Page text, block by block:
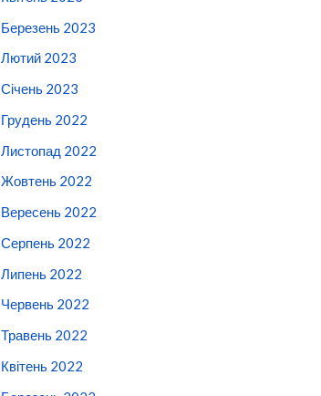
Березень 2023
Лютий 2023
Січень 2023
Грудень 2022
Листопад 2022
Жовтень 2022
Вересень 2022
Серпень 2022
Липень 2022
Червень 2022
Травень 2022
Квітень 2022